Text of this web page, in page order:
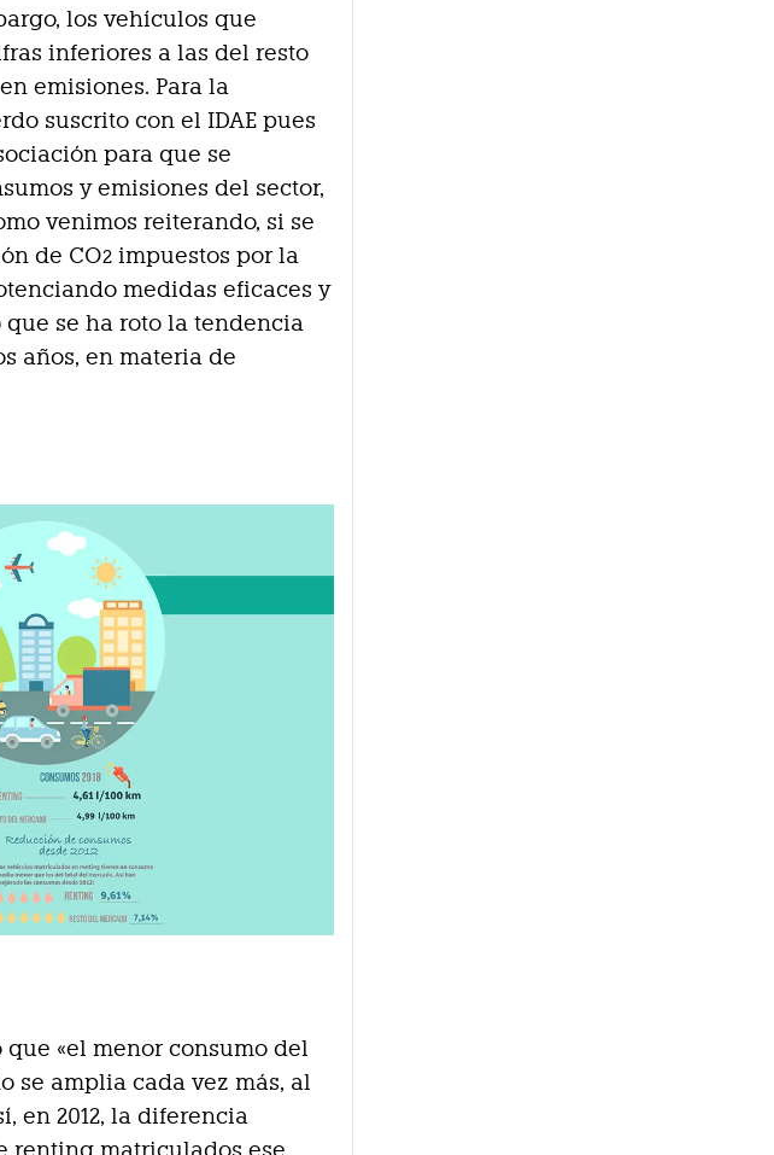
los vehículos que
inferiores a las del resto
emisiones. Para la
suscrito con el IDAE pues
para que se
y emisiones del sector,
venimos reiterando, si se
de CO2impuestos por la
medidas eficaces y
se ha roto la tendencia
años, en materia de
«el menor consumo del
se amplia cada vez más, al
en 2012, la diferencia
renting matriculados ese